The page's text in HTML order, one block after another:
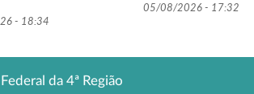
- 18:34
05/08/2026 - 17:32
da 4ª Região